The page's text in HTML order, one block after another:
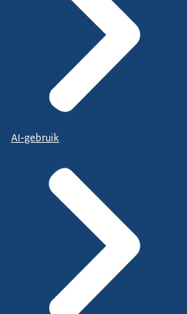
AI-gebruik